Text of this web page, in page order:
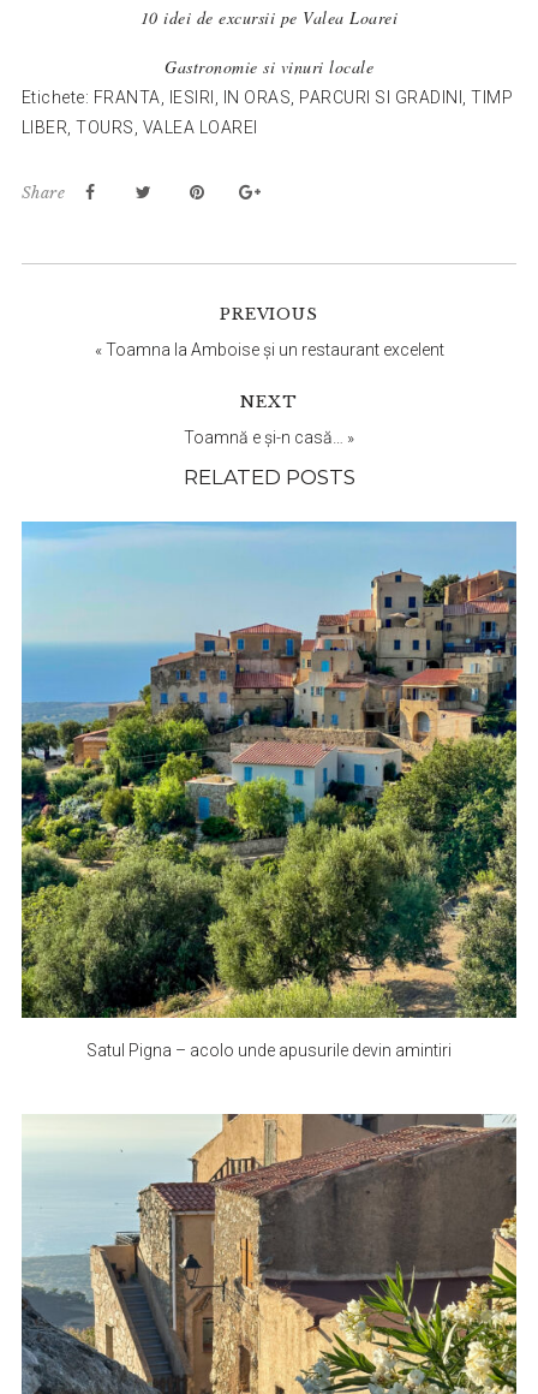
10 idei de excursii pe Valea Loarei
Gastronomie si vinuri locale
Etichete: FRANTA, IESIRI , IN ORAS, PARCURI SI GRADINI ,TIMP
LIBER,TOURS, VALEA LOAREI
Share
PREVIOUS
«Toamna la Amboise și un restaurant excelent
NEXT
Toamnă e și-n casă… »
Interactions
RELATED POSTS
Satul Pigna – acolo unde apusurile devin amintiri